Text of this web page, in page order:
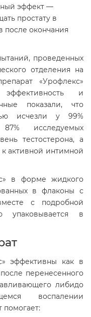
эффект —
простату в
после окончания
проведенных
отделения на
«Урофлекс»
и
показали, что
исчезли у 99%
исследуемых
тестостерона, а
к активной интимной
в форме жидкого
в флаконы с
с подробной
упаковывается в
эффективны как в
перенесенного
либидо
воспалении
помогает: